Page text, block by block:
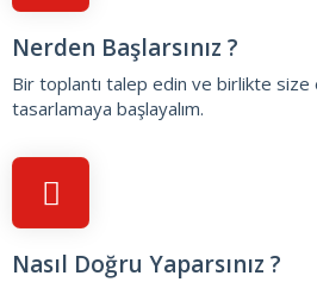
Nerden Başlarsınız ?
Bir toplantı talep edin ve birlikte size
tasarlamaya başlayalım.
Nasıl Doğru Yaparsınız ?